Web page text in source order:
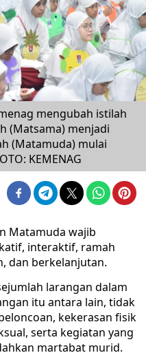
mengubah istilah
(Matsama) menjadi
(Matamuda) mulai
KEMENAG
Matamuda wajib
interaktif, ramah
dan berkelanjutan.
larangan dalam
itu antara lain, tidak
kekerasan fisik
serta kegiatan yang
martabat murid.